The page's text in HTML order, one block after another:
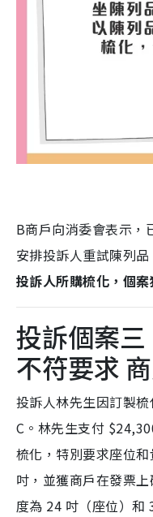
B商戶向消委會表示，
安排投訴人重試陳列品
投訴人所購梳化，個
投訴個案
不符要求
投訴人林先生因訂製
C。林先生支付
梳化，特別要求座位
吋，並獲商戶在發票
度為 24 吋（座位）和